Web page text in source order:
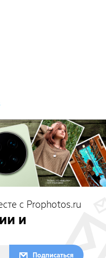
с Prophotos.ru
и
Подписаться